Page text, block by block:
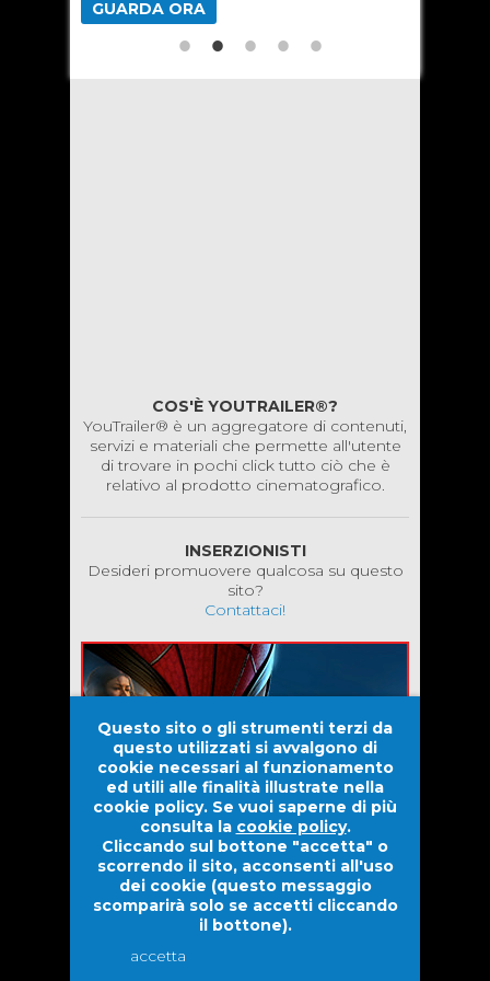
Questo sito o gli strumenti terzi da
questo utilizzati si avvalgono di
cookie necessari al funzionamento
ed utili alle finalità illustrate nella
cookie policy. Se vuoi saperne di più
consulta la cookie policy.
Cliccando sul bottone "accetta" o
scorrendo il sito, acconsenti all'uso
dei cookie (questo messaggio
scomparirà solo se accetti cliccando
il bottone).
accetta
GUARDA ORA
COS'È YOUTRAILER®?
YouTrailer® è un aggregatore di contenuti,
servizi e materiali che permette all'utente
di trovare in pochi click tutto ciò che è
relativo al prodotto cinematografico.
INSERZIONISTI
Desideri promuovere qualcosa su questo
sito?
Contattaci!